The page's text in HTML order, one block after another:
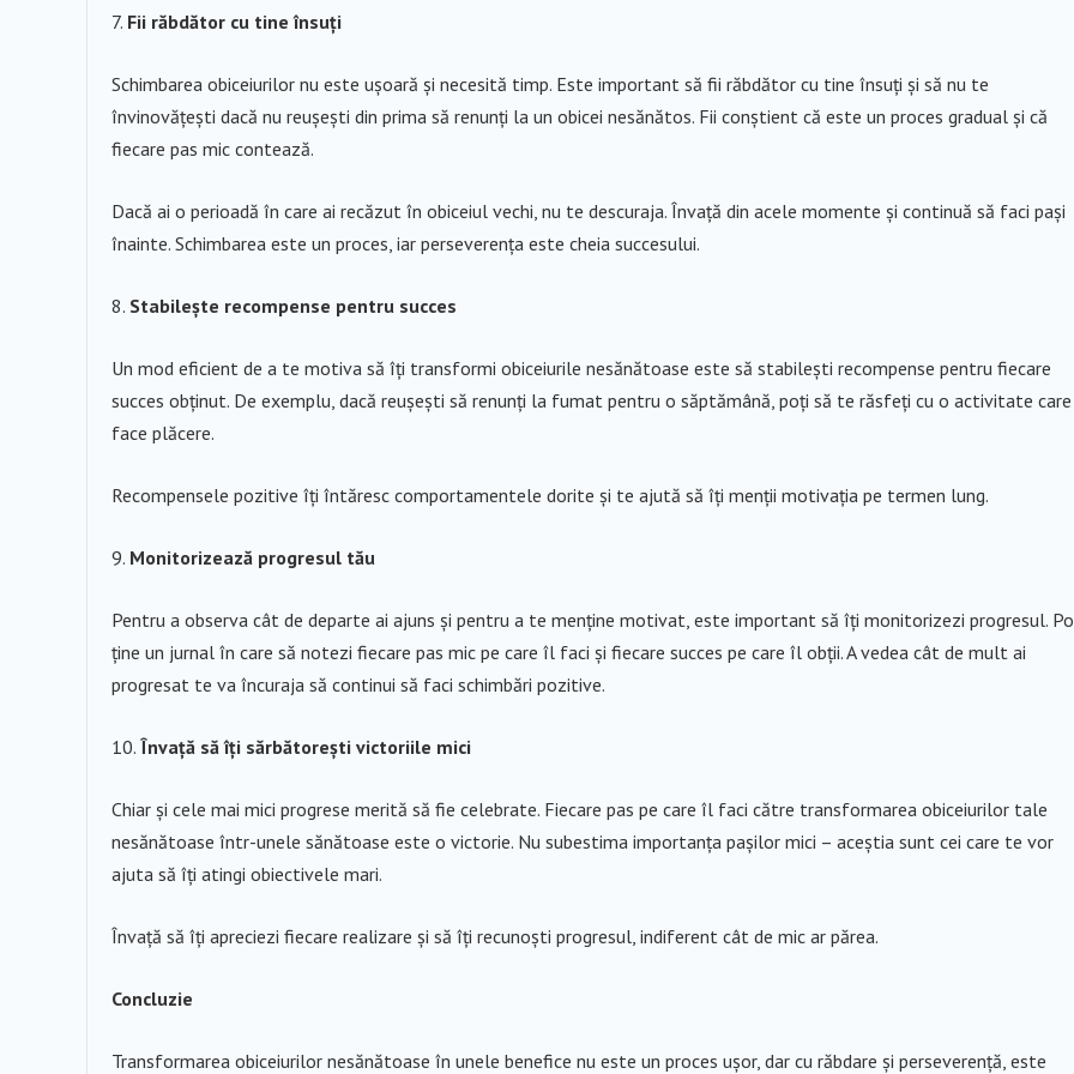
Fii răbdător cu tine însuți
Schimbarea obiceiurilor nu este ușoară și necesită timp. Este important să fii răbdător cu tine însuți și să nu te
învinovățești dacă nu reușești din prima să renunți la un obicei nesănătos. Fii conștient că este un proces gradual și că
fiecare pas mic contează.
Dacă ai o perioadă în care ai recăzut în obiceiul vechi, nu te descuraja. Învață din acele momente și continuă să faci pași
înainte. Schimbarea este un proces, iar perseverența este cheia succesului.
Stabilește recompense pentru succes
Un mod eficient de a te motiva să îți transformi obiceiurile nesănătoase este să stabilești recompense pentru fiecare
succes obținut. De exemplu, dacă reușești să renunți la fumat pentru o săptămână, poți să te răsfeți cu o activitate
face plăcere.
Recompensele pozitive îți întăresc comportamentele dorite și te ajută să îți menții motivația pe termen lung.
Monitorizează progresul tău
Pentru a observa cât de departe ai ajuns și pentru a te menține motivat, este important să îți monitorizezi progresul.
ține un jurnal în care să notezi fiecare pas mic pe care îl faci și fiecare succes pe care îl obții. A vedea cât de mult ai
progresat te va încuraja să continui să faci schimbări pozitive.
Învață să îți sărbătorești victoriile mici
Chiar și cele mai mici progrese merită să fie celebrate. Fiecare pas pe care îl faci către transformarea obiceiurilor tale
nesănătoase într-unele sănătoase este o victorie. Nu subestima importanța pașilor mici – aceștia sunt cei care te vor
ajuta să îți atingi obiectivele mari.
Învață să îți apreciezi fiecare realizare și să îți recunoști progresul, indiferent cât de mic ar părea.
Concluzie
Transformarea obiceiurilor nesănătoase în unele benefice nu este un proces ușor, dar cu răbdare și perseverență, este